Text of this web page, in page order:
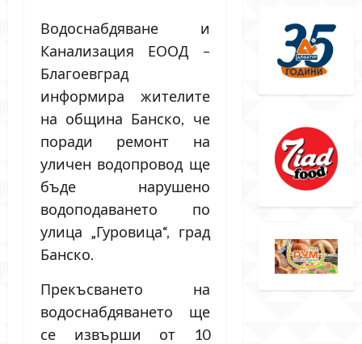
Водоснабдяване и
Канализация ЕООД –
Благоевград
информира жителите
на община Банско, че
поради ремонт на
уличен водопровод ще
бъде нарушено
водоподаването по
улица „Гуровица“, град
Банско.
Прекъсването на
водоснабдяването ще
се извърши от 10